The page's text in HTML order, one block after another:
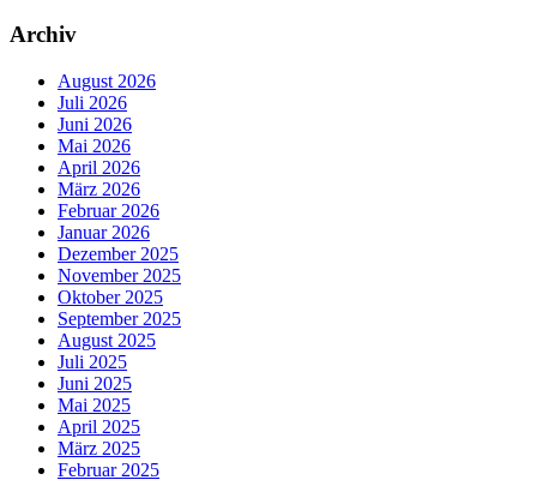
Archiv
August 2026
Juli 2026
Juni 2026
Mai 2026
April 2026
März 2026
Februar 2026
Januar 2026
Dezember 2025
November 2025
Oktober 2025
September 2025
August 2025
Juli 2025
Juni 2025
Mai 2025
April 2025
März 2025
Februar 2025